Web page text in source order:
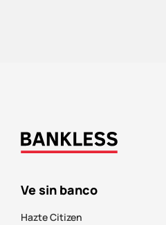
Ve sin banco
Hazte Citizen